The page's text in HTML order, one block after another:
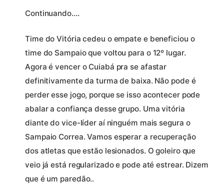
Continuando….
Time do Vitória cedeu o empate e beneficiou o
time do Sampaio que voltou para o 12º lugar.
Agora é vencer o Cuiabá pra se afastar
definitivamente da turma de baixa. Não pode é
perder esse jogo, porque se isso acontecer pode
abalar a confiança desse grupo. Uma vitória
diante do vice-líder aí ninguém mais segura o
Sampaio Correa. Vamos esperar a recuperação
dos atletas que estão lesionados. O goleiro que
veio já está regularizado e pode até estrear. Dizem
que é um paredão..